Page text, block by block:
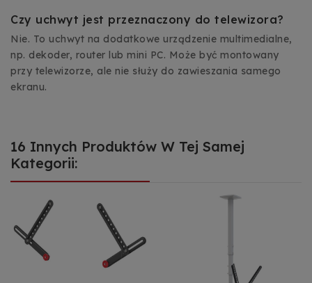
Czy uchwyt jest przeznaczony do telewizora?
Nie. To uchwyt na dodatkowe urządzenie multimedialne,
np. dekoder, router lub mini PC. Może być montowany
przy telewizorze, ale nie służy do zawieszania samego
ekranu.
16 Innych Produktów W Tej Samej
Kategorii: